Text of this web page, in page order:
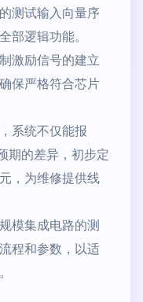
测试输入向量序
部逻辑功能。
激励信号的建立
保严格符合芯片
系统不仅能报
期的差异，初步定
，为维修提供线
模集成电路的测
程和参数，以适